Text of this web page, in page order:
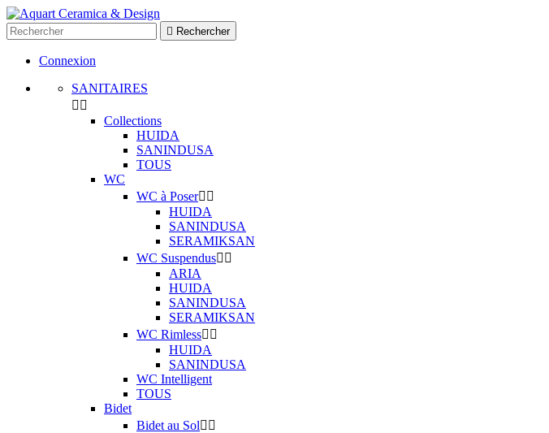
 Rechercher
Connexion
SANITAIRES
 
Collections
HUIDA
SANINDUSA
TOUS
WC
WC à Poser 
HUIDA
SANINDUSA
SERAMIKSAN
WC Suspendus 
ARIA
HUIDA
SANINDUSA
SERAMIKSAN
WC Rimless 
HUIDA
SANINDUSA
WC Intelligent
TOUS
Bidet
Bidet au Sol 